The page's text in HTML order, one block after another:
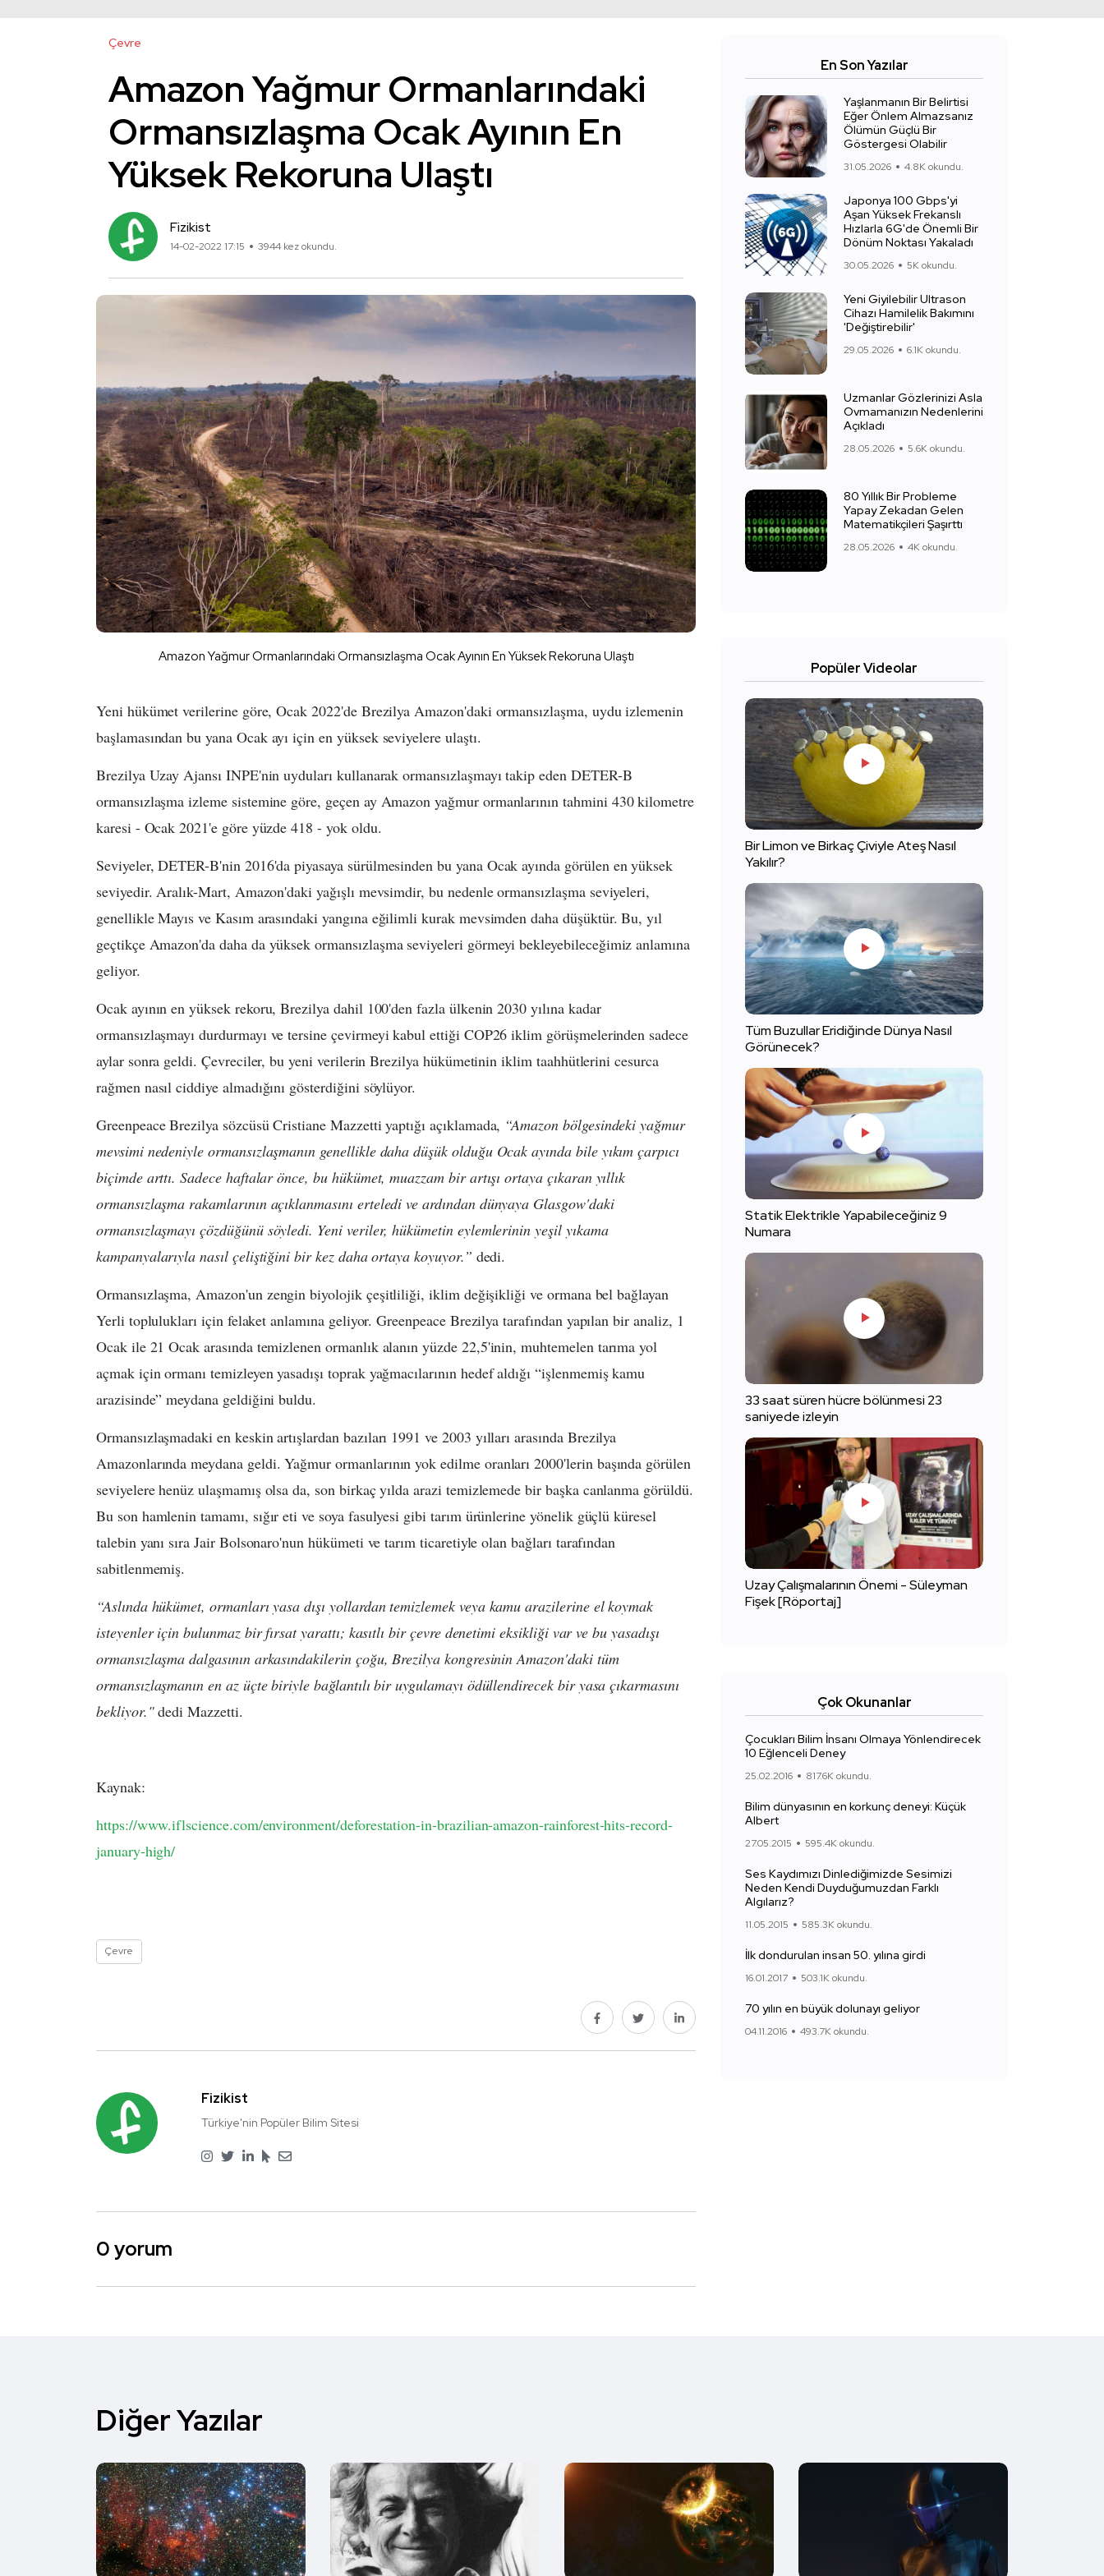
Çevre
Amazon Yağmur Ormanlarındaki
Ormansızlaşma Ocak Ayının En
Yüksek Rekoruna Ulaştı
Fizikist
14-02-2022 17:15 3944 kez okundu.
Amazon Yağmur Ormanlarındaki Ormansızlaşma Ocak Ayının En Yüksek Rekoruna Ulaştı
Yeni hükümet verilerine göre, Ocak 2022'de Brezilya Amazon'daki ormansızlaşma, uydu izlemenin
başlamasından bu yana Ocak ayı için en yüksek seviyelere ulaştı.
Brezilya Uzay Ajansı INPE'nin uyduları kullanarak ormansızlaşmayı takip eden DETER-B
ormansızlaşma izleme sistemine göre, geçen ay Amazon yağmur ormanlarının tahmini 430 kilometre
karesi - Ocak 2021'e göre yüzde 418 - yok oldu.
Seviyeler, DETER-B'nin 2016'da piyasaya sürülmesinden bu yana Ocak ayında görülen en yüksek
seviyedir. Aralık-Mart, Amazon'daki yağışlı mevsimdir, bu nedenle ormansızlaşma seviyeleri,
genellikle Mayıs ve Kasım arasındaki yangına eğilimli kurak mevsimden daha düşüktür. Bu, yıl
geçtikçe Amazon'da daha da yüksek ormansızlaşma seviyeleri görmeyi bekleyebileceğimiz anlamına
geliyor.
Ocak ayının en yüksek rekoru, Brezilya dahil 100'den fazla ülkenin 2030 yılına kadar
ormansızlaşmayı durdurmayı ve tersine çevirmeyi kabul ettiği COP26 iklim görüşmelerinden sadece
aylar sonra geldi. Çevreciler, bu yeni verilerin Brezilya hükümetinin iklim taahhütlerini cesurca
rağmen nasıl ciddiye almadığını gösterdiğini söylüyor.
Greenpeace Brezilya sözcüsü Cristiane Mazzetti yaptığı açıklamada, “Amazon bölgesindeki yağmur
mevsimi nedeniyle ormansızlaşmanın genellikle daha düşük olduğu Ocak ayında bile yıkım çarpıcı
biçimde arttı. Sadece haftalar önce, bu hükümet, muazzam bir artışı ortaya çıkaran yıllık
ormansızlaşma rakamlarının açıklanmasını erteledi ve ardından dünyaya Glasgow'daki
ormansızlaşmayı çözdüğünü söyledi. Yeni veriler, hükümetin eylemlerinin yeşil yıkama
kampanyalarıyla nasıl çeliştiğini bir kez daha ortaya koyuyor.” dedi.
Ormansızlaşma, Amazon'un zengin biyolojik çeşitliliği, iklim değişikliği ve ormana bel bağlayan
Yerli toplulukları için felaket anlamına geliyor. Greenpeace Brezilya tarafından yapılan bir analiz, 1
Ocak ile 21 Ocak arasında temizlenen ormanlık alanın yüzde 22,5'inin, muhtemelen tarıma yol
açmak için ormanı temizleyen yasadışı toprak yağmacılarının hedef aldığı “işlenmemiş kamu
arazisinde” meydana geldiğini buldu.
Ormansızlaşmadaki en keskin artışlardan bazıları 1991 ve 2003 yılları arasında Brezilya
Amazonlarında meydana geldi. Yağmur ormanlarının yok edilme oranları 2000'lerin başında görülen
seviyelere henüz ulaşmamış olsa da, son birkaç yılda arazi temizlemede bir başka canlanma görüldü.
Bu son hamlenin tamamı, sığır eti ve soya fasulyesi gibi tarım ürünlerine yönelik güçlü küresel
talebin yanı sıra Jair Bolsonaro'nun hükümeti ve tarım ticaretiyle olan bağları tarafından
sabitlenmemiş.
“Aslında hükümet, ormanları yasa dışı yollardan temizlemek veya kamu arazilerine el koymak
isteyenler için bulunmaz bir fırsat yarattı; kasıtlı bir çevre denetimi eksikliği var ve bu yasadışı
ormansızlaşma dalgasının arkasındakilerin çoğu, Brezilya kongresinin Amazon'daki tüm
ormansızlaşmanın en az üçte biriyle bağlantılı bir uygulamayı ödüllendirecek bir yasa çıkarmasını
bekliyor."dedi Mazzetti.
Kaynak:
https://www.iflscience.com/environment/deforestation-in-brazilian-amazon-rainforest-hits-record-
january-high/
Çevre
Fizikist
Türkiye'nin Popüler Bilim Sitesi
0 yorum
En Son Yazılar
Yaşlanmanın Bir Belirtisi
Eğer Önlem Almazsanız
Ölümün Güçlü Bir
Göstergesi Olabilir
31.05.2026 4.8K okundu.
Japonya 100 Gbps'yi
Aşan Yüksek Frekanslı
Hızlarla 6G'de Önemli Bir
Dönüm Noktası Yakaladı
30.05.2026 5K okundu.
Yeni Giyilebilir Ultrason
Cihazı Hamilelik Bakımını
'Değiştirebilir'
29.05.2026 6.1K okundu.
Uzmanlar Gözlerinizi Asla
Ovmamanızın Nedenlerini
Açıkladı
28.05.2026 5.6K okundu.
80 Yıllık Bir Probleme
Yapay Zekadan Gelen
Matematikçileri Şaşırttı
28.05.2026 4K okundu.
Popüler Videolar
Bir Limon ve Birkaç Çiviyle Ateş Nasıl
Yakılır?
Tüm Buzullar Eridiğinde Dünya Nasıl
Görünecek?
Statik Elektrikle Yapabileceğiniz 9
Numara
33 saat süren hücre bölünmesi 23
saniyede izleyin
Uzay Çalışmalarının Önemi - Süleyman
Fişek [Röportaj]
Çok Okunanlar
Çocukları Bilim İnsanı Olmaya Yönlendirecek
10 Eğlenceli Deney
25.02.2016 817.6K okundu.
Bilim dünyasının en korkunç deneyi: Küçük
Albert
27.05.2015 595.4K okundu.
Ses Kaydımızı Dinlediğimizde Sesimizi
Neden Kendi Duyduğumuzdan Farklı
Algılarız?
11.05.2015 585.3K okundu.
İlk dondurulan insan 50. yılına girdi
16.01.2017 503.1K okundu.
70 yılın en büyük dolunayı geliyor
04.11.2016 493.7K okundu.
Diğer Yazılar